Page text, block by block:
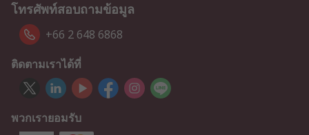
โทรศัพท์สอบถามข้อมูล
+66 2 648 6868
ติดตามเราได้ที่
พวกเรายอมรับ